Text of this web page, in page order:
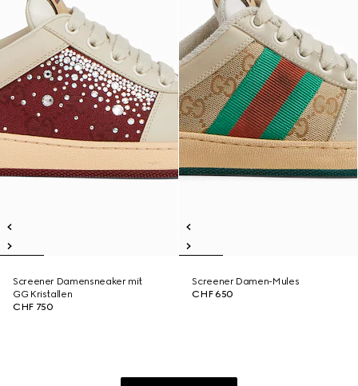
Screener Damensneaker mit
GG Kristallen
CHF 750
Screener Damen-Mules
CHF 650